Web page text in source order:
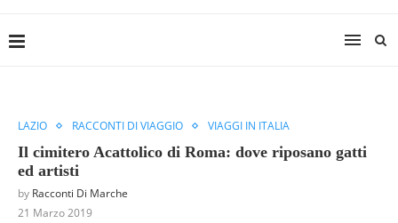
LAZIO RACCONTI DI VIAGGIO VIAGGI IN ITALIA
Il cimitero Acattolico di Roma: dove riposano gatti
ed artisti
by Racconti Di Marche
21 Marzo 2019